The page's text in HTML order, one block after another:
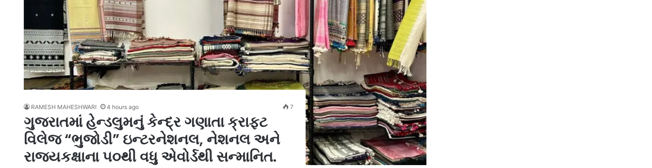
RAMESH MAHESHWARI 4 hours ago 7
ગુજરાતમાં હેન્ડલુમનું કેન્દ્ર ગણાતા ક્રાફ્ટ
વિલેજ “ભુજોડી” ઇન્ટરનેશનલ, નેશનલ અને
રાજ્યકક્ષાના ૫૦થી વધુ એવોર્ડથી સન્માનિત.